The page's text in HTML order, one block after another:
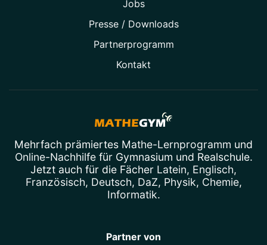
Jobs
Presse / Downloads
Partner­programm
Kontakt
Mehrfach prämiertes Mathe-Lernprogramm und
Online-Nachhilfefür Gymnasium und Realschule.
Jetzt auch für die Fächer Latein, Englisch,
Französisch, Deutsch, DaZ, Physik, Chemie,
Informatik.
Partner von